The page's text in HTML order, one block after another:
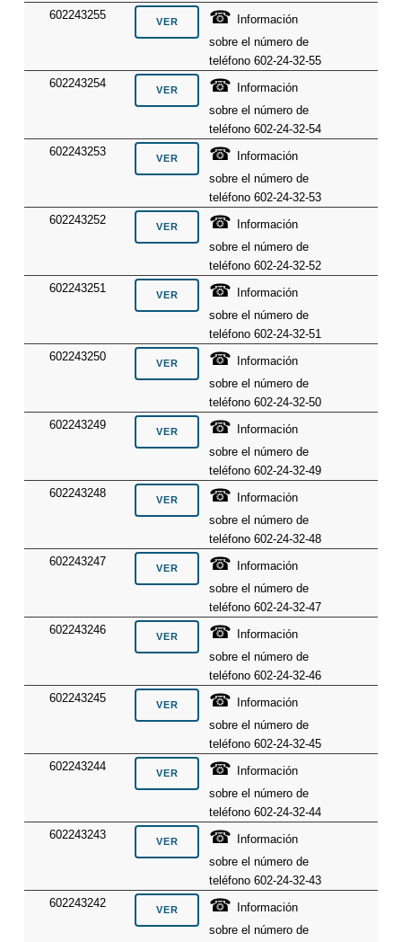
602243255
☎ Información
sobre el número de
teléfono 602-24-32-55
602243254
☎ Información
sobre el número de
teléfono 602-24-32-54
602243253
☎ Información
sobre el número de
teléfono 602-24-32-53
602243252
☎ Información
sobre el número de
teléfono 602-24-32-52
602243251
☎ Información
sobre el número de
teléfono 602-24-32-51
602243250
☎ Información
sobre el número de
teléfono 602-24-32-50
602243249
☎ Información
sobre el número de
teléfono 602-24-32-49
602243248
☎ Información
sobre el número de
teléfono 602-24-32-48
602243247
☎ Información
sobre el número de
teléfono 602-24-32-47
602243246
☎ Información
sobre el número de
teléfono 602-24-32-46
602243245
☎ Información
sobre el número de
teléfono 602-24-32-45
602243244
☎ Información
sobre el número de
teléfono 602-24-32-44
602243243
☎ Información
sobre el número de
teléfono 602-24-32-43
602243242
☎ Información
sobre el número de